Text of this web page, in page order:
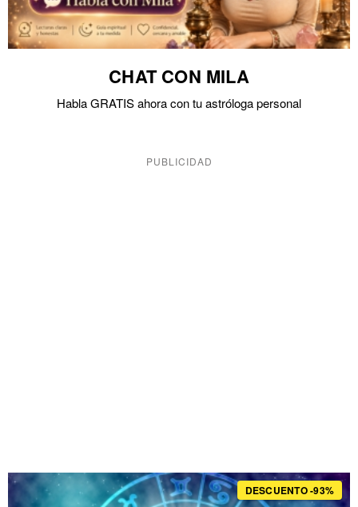
CHAT CON MILA
Habla GRATIS ahora con tu astróloga personal
DESCUENTO -93%